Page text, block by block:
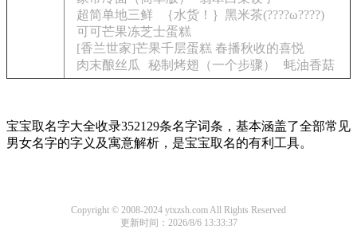
超简单地三鲜
｛水货！｝黑米茶(????ω????)
可可芒果冻芝士蛋糕
[香兰世家]芒果千层蛋糕 春播秋收的喜悦
肉末酿丝瓜
秘制烤翅（一个步骤） 蚝油香菇
宝宝取名字大全收录352129条名字词条，基本涵盖了全部常见
男女名字的字义及寓意解析，是宝宝取名的有利工具。
Copyright © 2008-2024 ytxzsh.com All Rights Reserved
更新时间：2026/8/6 13:33:37